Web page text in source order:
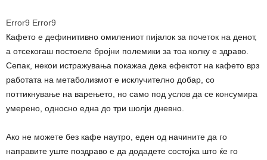
Error9 Error9
Кафето е дефинитивно омилениот пијалок за почеток на денот,
а отсекогаш постоеле бројни полемики за тоа колку е здраво.
Сепак, некои истражувања покажаа дека ефектот на кафето врз
работата на метаболизмот е исклучително добар, со
поттикнување на варењето, но само под услов да се консумира
умерено, односно една до три шолји дневно.
Ако не можете без кафе наутро, еден од начините да го
направите уште поздраво е да додадете состојка што ќе го